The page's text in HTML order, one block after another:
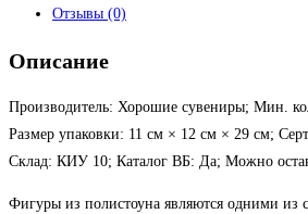
Отзывы (0)
Описание
Производитель: Хорошие сувениры; Мин.
Размер упаковки: 11 см × 12 см × 29 см;
Склад: КИУ 10; Каталог ВБ: Да; Можно
Фигуры из полистоуна являются одними из